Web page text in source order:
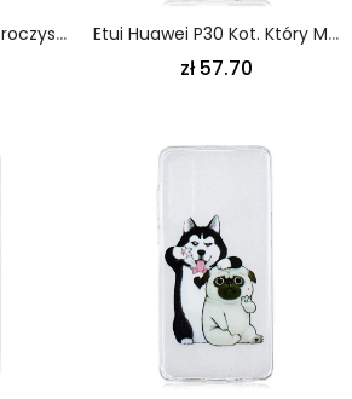
Etui Huawei P30 Przezroczysty Różowy Słoń Etui Ochronne Etui Huawei P30 Kot. Który Mówi Nie Etui Ochronne
zł 57.70